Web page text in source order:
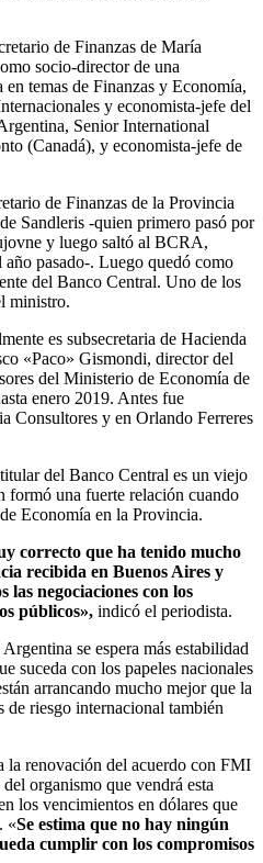
de Finanzas de María
socio-director de una
temas de Finanzas y Economía,
y economista-jefe del
Senior International
(Canadá), y economista-jefe de
de Finanzas de la Provincia
Sandleris -quien primero pasó por
y luego saltó al BCRA,
pasado-. Luego quedó como
del Banco Central. Uno de los
ministro.
es subsecretaria de Hacienda
«Paco» Gismondi, director del
del Ministerio de Economía de
enero 2019. Antes fue
Consultores y en Orlando Ferreres
del Banco Central es un viejo
formó una fuerte relación cuando
Economía en la Provincia.
correcto que ha tenido mucho
recibida en Buenos Aires y
las negociaciones con los
públicos», indicó el periodista.
se espera más estabilidad
suceda con los papeles nacionales
arrancando mucho mejor que la
de riesgo internacional también
la renovación del acuerdo con FMI
organismo que vendrá esta
los vencimientos en dólares que
«Se estima que no hay ningún
cumplir con los compromisos